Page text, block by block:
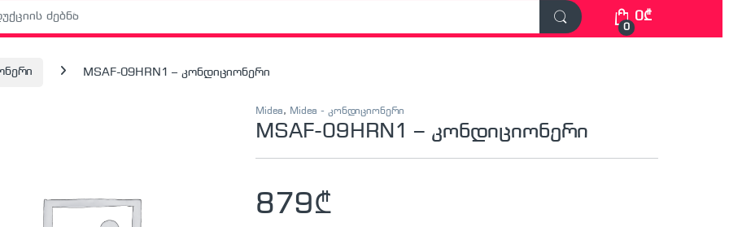
0
0₾
MSAF-09HRN1 – კონდიციონერი
Midea, Midea - კონდიციონერი
MSAF-09HRN1 – კონდიციონერი
879₾